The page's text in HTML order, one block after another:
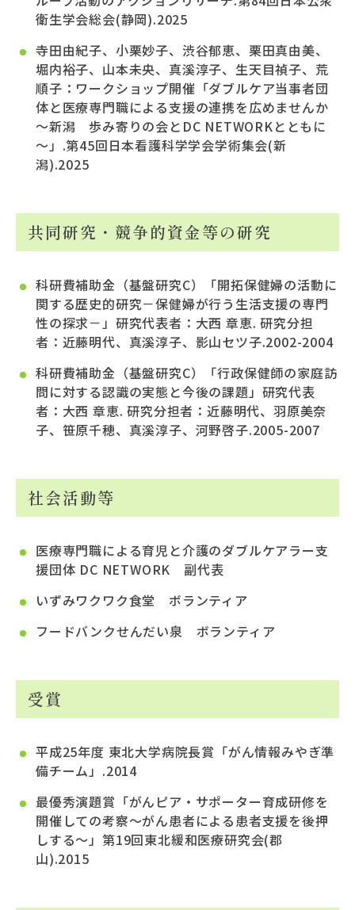
衛生学会総会(静岡).2025
寺田由紀子、小栗妙子、渋谷郁恵、栗田真由美、
堀内裕子、山本未央、真溪淳子、生天目禎子、荒
順子：ワークショップ開催「ダブルケア当事者団
体と医療専門職による支援の連携を広めませんか
～新潟 歩み寄りの会とDC NETWORKとともに
～」.第45回日本看護科学学会学術集会(新
潟).2025
共同研究・競争的資金等の研究
科研費補助金（基盤研究C）「開拓保健婦の活動に
関する歴史的研究－保健婦が行う生活支援の専門
性の探求－」研究代表者：大西 章恵. 研究分担
者：近藤明代、真溪淳子、影山セツ子.2002-2004
科研費補助金（基盤研究C）「行政保健師の家庭訪
問に対する認識の実態と今後の課題」研究代表
者：大西 章恵. 研究分担者：近藤明代、羽原美奈
子、笹原千穂、真溪淳子、河野啓子.2005-2007
社会活動等
医療専門職による育児と介護のダブルケアラー支
援団体 DC NETWORK 副代表
いずみワクワク食堂 ボランティア
フードバンクせんだい泉 ボランティア
受賞
平成25年度 東北大学病院長賞「がん情報みやぎ準
備チーム」.2014
最優秀演題賞「がんピア・サポーター育成研修を
開催しての考察～がん患者による患者支援を後押
しする～」第19回東北緩和医療研究会(郡
山).2015